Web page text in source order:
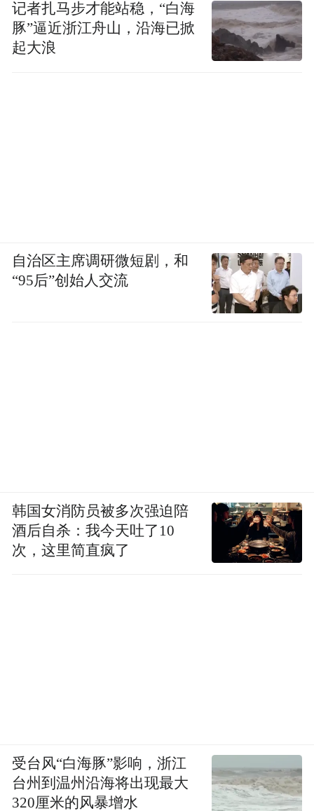
记者扎马步才能站稳，“白海
豚”逼近浙江舟山，沿海已掀
起大浪
自治区主席调研微短剧，和
“95后”创始人交流
韩国女消防员被多次强迫陪
酒后自杀：我今天吐了10
次，这里简直疯了
受台风“白海豚”影响，浙江
台州到温州沿海将出现最大
320厘米的风暴增水